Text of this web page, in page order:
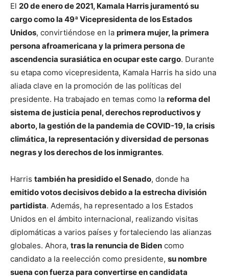
El 20 de enero de 2021, Kamala Harris juramentó su
cargo como la 49ª Vicepresidenta de los Estados
Unidos, convirtiéndose en la primera mujer, la primera
persona afroamericana y la primera persona de
ascendencia surasiática en ocupar este cargo. Durante
su etapa como vicepresidenta, Kamala Harris ha sido una
aliada clave en la promoción de las políticas del
presidente. Ha trabajado en temas como la reforma del
sistema de justicia penal, derechos reproductivos y
aborto, la gestión de la pandemia de COVID-19, la crisis
climática, la representación y diversidad de personas
negras y los derechos de los inmigrantes.
Harris también ha presidido el Senado, donde ha
emitido votos decisivos debido a la estrecha división
partidista. Además, ha representado a los Estados
Unidos en el ámbito internacional, realizando visitas
diplomáticas a varios países y fortaleciendo las alianzas
globales. Ahora, tras la renuncia de Biden como
candidato a la reelección como presidente, su nombre
suena con fuerza para convertirse en candidata